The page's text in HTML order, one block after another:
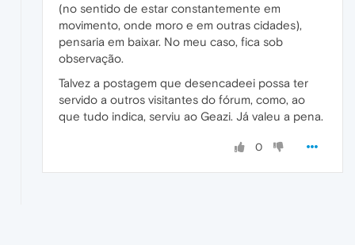
(no sentido de estar constantemente em
movimento, onde moro e em outras cidades),
pensaria em baixar. No meu caso, fica sob
observação.
Talvez a postagem que desencadeei possa ter
servido a outros visitantes do fórum, como, ao
que tudo indica, serviu ao Geazi. Já valeu a pena.
0